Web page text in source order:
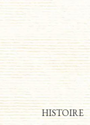
HISTOIRE